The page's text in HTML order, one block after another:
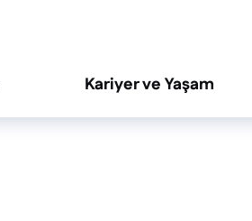
Kariyer ve Yaşam